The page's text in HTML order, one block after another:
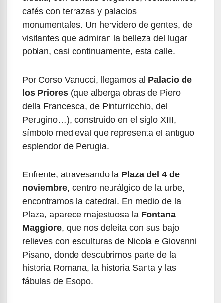
cafés con terrazas y palacios
monumentales. Un hervidero de gentes, de
visitantes que admiran la belleza del lugar
poblan, casi continuamente, esta calle.
Por Corso Vanucci, llegamos al Palacio de
los Priores (que alberga obras de Piero
della Francesca, de Pinturricchio, del
Perugino…), construido en el siglo XIII,
símbolo medieval que representa el antiguo
esplendor de Perugia.
Enfrente, atravesando la Plaza del 4 de
noviembre, centro neurálgico de la urbe,
encontramos la catedral. En medio de la
Plaza, aparece majestuosa la Fontana
Maggiore, que nos deleita con sus bajo
relieves con esculturas de Nicola e Giovanni
Pisano, donde descubrimos parte de la
historia Romana, la historia Santa y las
fábulas de Esopo.